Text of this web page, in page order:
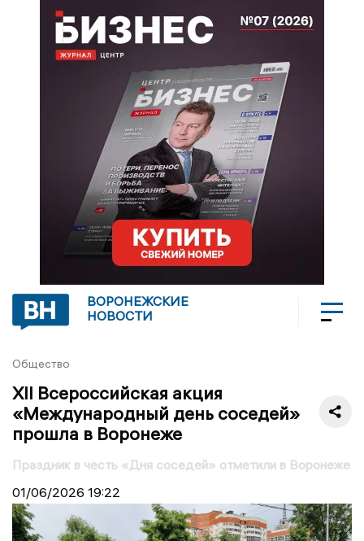
ВОРОНЕЖСКИЕ
НОВОСТИ
Общество
XІI Всероссийская акция
«Международный день соседей»
прошла в Воронеже
Праздник в честь «Дня соседей» отметили в Воронеже
01/06/2026 19:22